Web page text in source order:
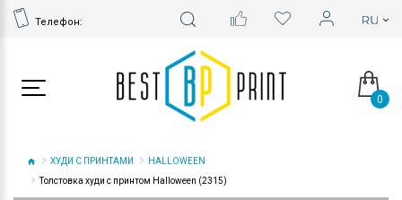
Телефон:
0
ХУДИ С ПРИНТАМИ
HALLOWEEN
Толстовка худи с принтом Halloween (2315)